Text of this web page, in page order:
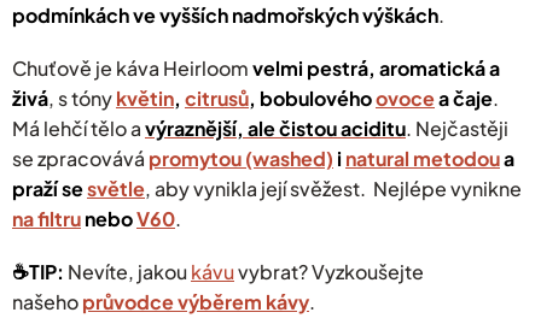
podmínkách ve vyšších nadmořských výškách.
Chuťově je káva Heirloomvelmi pestrá, aromatická a
živá, s tónykvětin, citrusů, bobulovéhoovocea čaje.
Má lehčí tělo avýraznější, ale čistou aciditu. Nejčastěji
se zpracovává promytou (washed) i natural metodoua
praží sesvětle, aby vynikla její svěžest. Nejlépe vynikne
na filtruneboV60.
☕️TIP: Nevíte, jakoukávuvybrat? Vyzkoušejte
našehoprůvodce výběrem kávy.